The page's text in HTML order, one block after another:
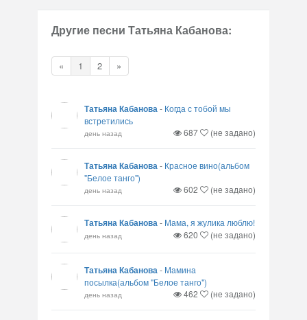
Другие песни Татьяна Кабанова:
« 1 2 »
Татьяна Кабанова- Когда с тобой мы
встретились
день назад 687 (не задано)
Татьяна Кабанова- Красное вино(альбом
"Белое танго")
день назад 602 (не задано)
Татьяна Кабанова- Мама, я жулика люблю!
день назад 620 (не задано)
Татьяна Кабанова- Мамина
посылка(альбом "Белое танго")
день назад 462 (не задано)